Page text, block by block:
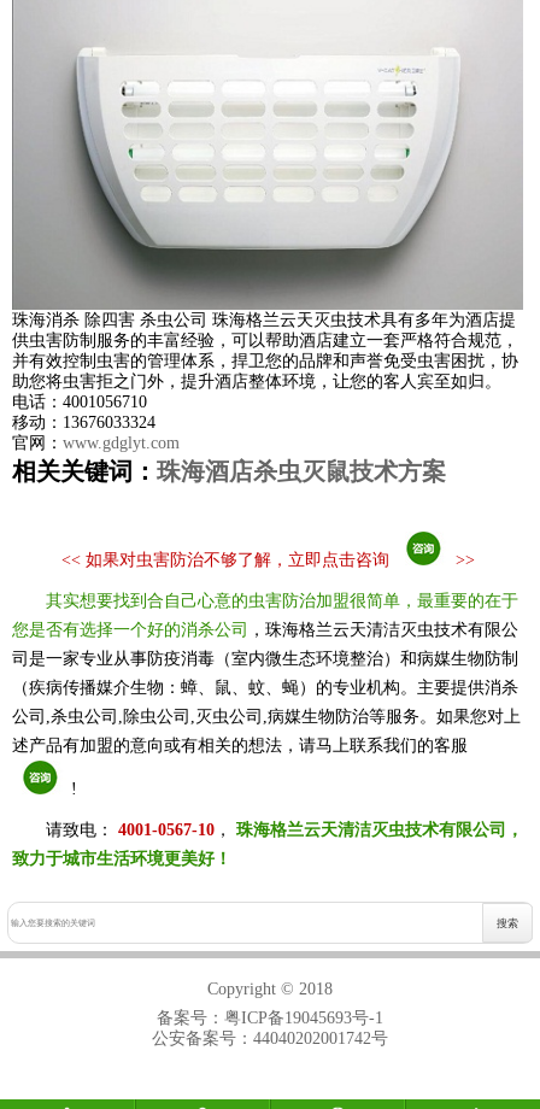
珠海消杀 除四害 杀虫公司 珠海格兰云天灭虫技术具有多年为酒店提
供虫害防制服务的丰富经验，可以帮助酒店建立一套严格符合规范，
并有效控制虫害的管理体系，捍卫您的品牌和声誉免受虫害困扰，协
助您将虫害拒之门外，提升酒店整体环境，让您的客人宾至如归。
电话：4001056710
移动：13676033324
官网： www.gdglyt.com
相关关键词： 珠海酒店杀虫灭鼠技术方案
<< 如果对虫害防治不够了解，立即点击咨询 >>
其实想要找到合自己心意的虫害防治加盟很简单，最重要的在于
您是否有选择一个好的消杀公司
，珠海格兰云天清洁灭虫技术有限公
司是一家专业从事防疫消毒（室内微生态环境整治）和病媒生物防制
（疾病传播媒介生物：蟑、鼠、蚊、蝇）的专业机构。主要提供消杀
公司,杀虫公司,除虫公司,灭虫公司,病媒生物防治等服务。如果您对上
述产品有加盟的意向或有相关的想法，请马上联系我们的客服
!
请致电： 4001-0567-10 ， 珠海格兰云天清洁灭虫技术有限公司，
致力于城市生活环境更美好！
Copyright © 2018
备案号： 粤ICP备19045693号-1
公安备案号：44040202001742号